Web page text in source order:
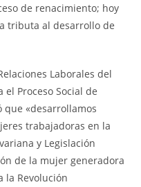
de renacimiento; hoy
tributa al desarrollo de
Laborales del
Proceso Social de
que «desarrollamos
trabajadoras en la
y Legislación
de la mujer generadora
la Revolución